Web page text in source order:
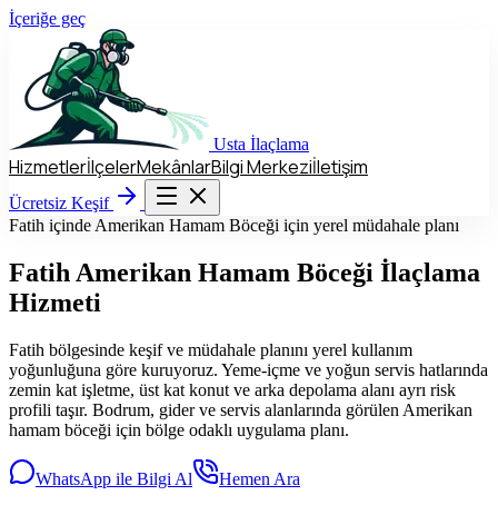
İçeriğe geç
Usta İlaçlama
HizmetlerİlçelerMekânlarBilgi Merkeziİletişim
Ücretsiz Keşif
Hizmetler İlçeler Mekânlar Bilgi Merkezi
Ücretsiz Keşif
Fatih içinde Amerikan Hamam Böceği için yerel müdahale planı
Fatih Amerikan Hamam Böceği İlaçlama
Hizmeti
Fatih bölgesinde keşif ve müdahale planını yerel kullanım
yoğunluğuna göre kuruyoruz. Yeme-içme ve yoğun servis hatlarında
zemin kat işletme, üst kat konut ve arka depolama alanı ayrı risk
profili taşır. Bodrum, gider ve servis alanlarında görülen Amerikan
hamam böceği için bölge odaklı uygulama planı.
WhatsApp ile Bilgi Al
Hemen Ara